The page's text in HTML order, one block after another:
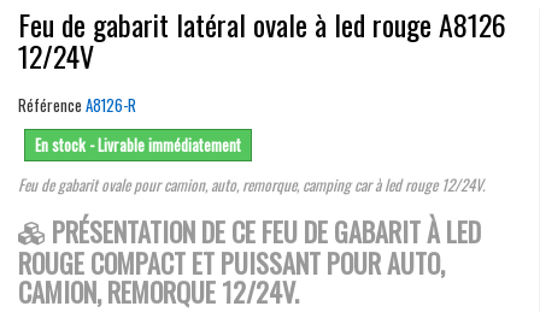
Feu de gabarit latéral ovale à led rouge A8126
12/24V
Référence A8126-R
En stock - Livrable immédiatement
Feu de gabarit ovale pour camion, auto, remorque, camping car à led rouge 12/24V.
PRÉSENTATION DE CE FEU DE GABARIT À LED
ROUGE COMPACT ET PUISSANT POUR AUTO,
CAMION, REMORQUE 12/24V.